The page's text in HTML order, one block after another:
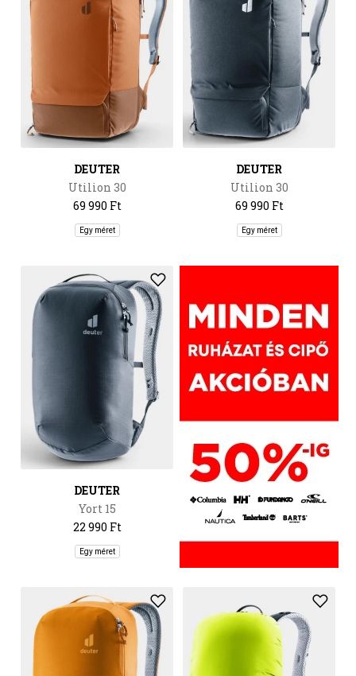
DEUTER
Utilion 30
69 990 Ft
Egy méret
DEUTER
Utilion 30
69 990 Ft
Egy méret
DEUTER
Yort 15
22 990 Ft
Egy méret